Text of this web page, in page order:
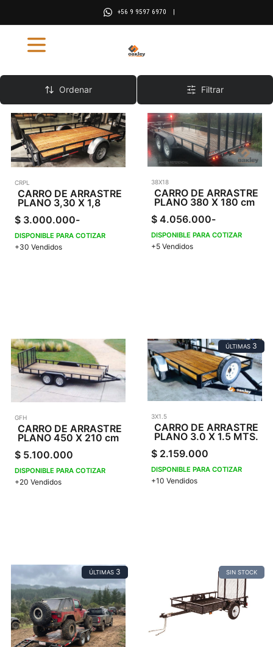
+56 9 9597 6970 |
CARROS PLANOS
Ordenar Filtrar
CRPL
CARRO DE ARRASTRE
PLANO 3,30 X 1,8
$ 3.000.000-
DISPONIBLE PARA COTIZAR
+30 Vendidos
38X18
CARRO DE ARRASTRE
PLANO 380 X 180 cm
$ 4.056.000-
DISPONIBLE PARA COTIZAR
+5 Vendidos
GFH
CARRO DE ARRASTRE
PLANO 450 X 210 cm
$ 5.100.000
DISPONIBLE PARA COTIZAR
+20 Vendidos
ÚLTIMAS 3
3X1.5
CARRO DE ARRASTRE
PLANO 3.0 X 1.5 MTS.
$ 2.159.000
DISPONIBLE PARA COTIZAR
+10 Vendidos
ÚLTIMAS 3 SIN STOCK